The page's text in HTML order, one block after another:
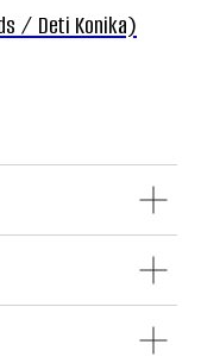
/ Deti Konika)